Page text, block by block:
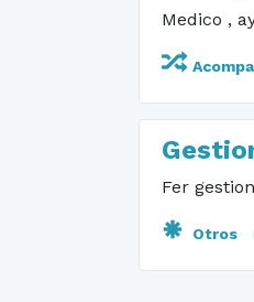
Medico ,
Fer
Otros